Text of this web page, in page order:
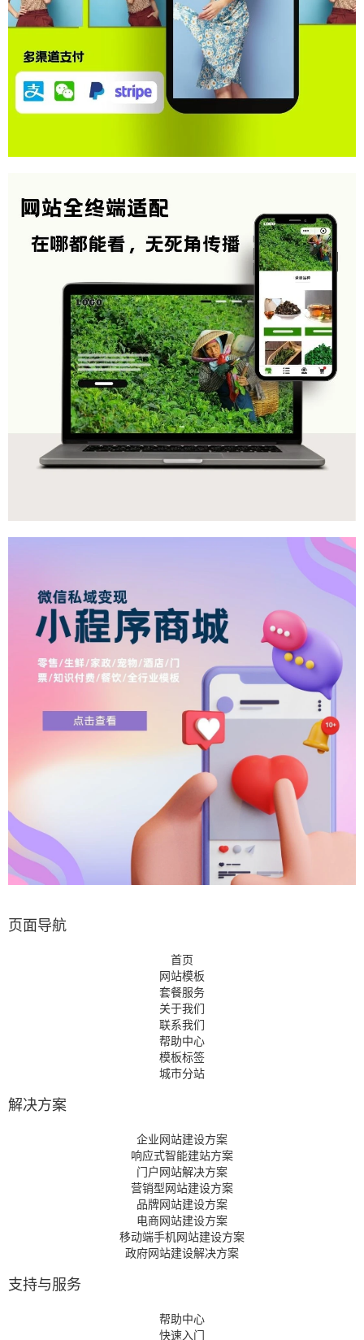
页面导航
首页
网站模板
套餐服务
关于我们
联系我们
帮助中心
模板标签
城市分站
解决方案
企业网站建设方案
响应式智能建站方案
门户网站解决方案
营销型网站建设方案
品牌网站建设方案
电商网站建设方案
移动端手机网站建设方案
政府网站建设解决方案
支持与服务
帮助中心
快速入门